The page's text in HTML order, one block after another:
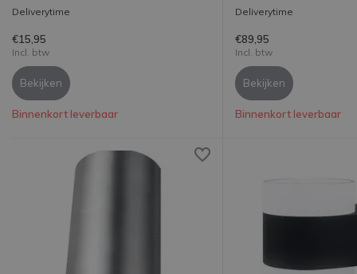
Deliverytime
€15,95
Incl. btw
Bekijken
Binnenkort leverbaar
Deliverytime
€89,95
Incl. btw
Bekijken
Binnenkort leverbaar